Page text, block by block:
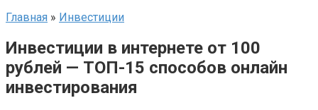
Главная » Инвестиции
Инвестиции в интернете от 100
рублей — ТОП-15 способов онлайн
инвестирования